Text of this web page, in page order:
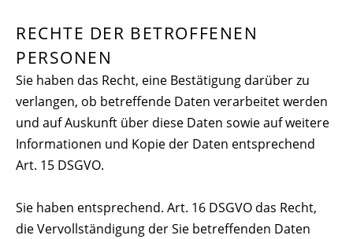
RECHTE DER BETROFFENEN
PERSONEN
Sie haben das Recht, eine Bestätigung darüber zu
verlangen, ob betreffende Daten verarbeitet werden
und auf Auskunft über diese Daten sowie auf weitere
Informationen und Kopie der Daten entsprechend
Art. 15 DSGVO.
Sie haben entsprechend. Art. 16 DSGVO das Recht,
die Vervollständigung der Sie betreffenden Daten